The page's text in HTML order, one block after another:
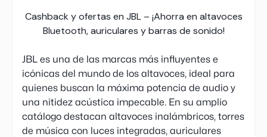
Cashback y ofertas en JBL – ¡Ahorra en altavoces
Bluetooth, auriculares y barras de sonido!
JBL es una de las marcas más influyentes e
icónicas del mundo de los altavoces, ideal para
quienes buscan la máxima potencia de audio y
una nitidez acústica impecable. En su amplio
catálogo destacan altavoces inalámbricos, torres
de música con luces integradas, auriculares